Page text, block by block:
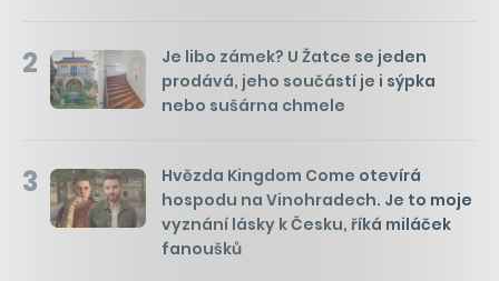
2
Je libo zámek? U Žatce se jeden
prodává, jeho součástí je i sýpka
nebo sušárna chmele
3
Hvězda Kingdom Come otevírá
hospodu na Vinohradech. Je to moje
vyznání lásky k Česku, říká miláček
fanoušků